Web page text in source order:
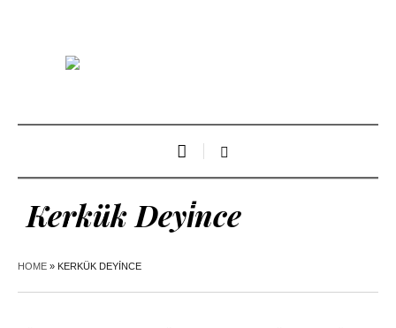
Kerkük Deyi̇nce
HOME » KERKÜK DEYİNCE